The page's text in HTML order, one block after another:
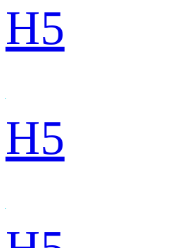
H5
H5